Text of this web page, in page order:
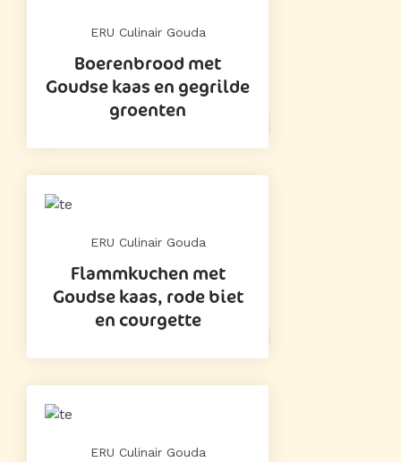
ERU Culinair Gouda
Boerenbrood met
Goudse kaas en gegrilde
groenten
ERU Culinair Gouda
Flammkuchen met
Goudse kaas, rode biet
en courgette
ERU Culinair Gouda